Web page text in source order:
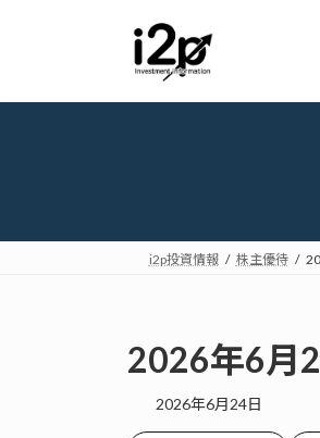
プ
動
i2p投資情報 株主優待
2026年6月
2026年6月24日